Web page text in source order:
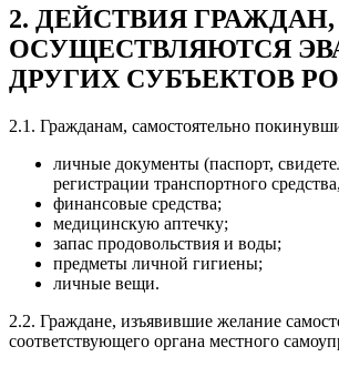
2. ДЕЙСТВИЯ
ОСУЩЕСТВЛЯЮТСЯ
ДРУГИХ СУБЪЕКТОВ
2.1. Гражданам, самостоятельно
личные документы (паспорт,
регистрации транспортного
финансовые средства;
медицинскую аптечку;
запас продовольствия и воды;
предметы личной гигиены;
личные вещи.
2.2. Граждане, изъявившие желание
соответствующего органа местного